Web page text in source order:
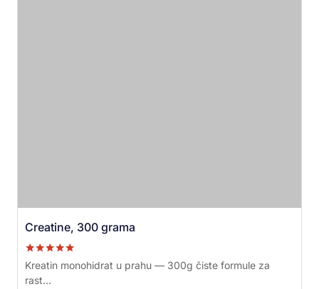
Creatine, 300 grama
Ocenjeno sa
5.00
od 5
Kreatin monohidrat u prahu — 300g čiste formule za
rast...